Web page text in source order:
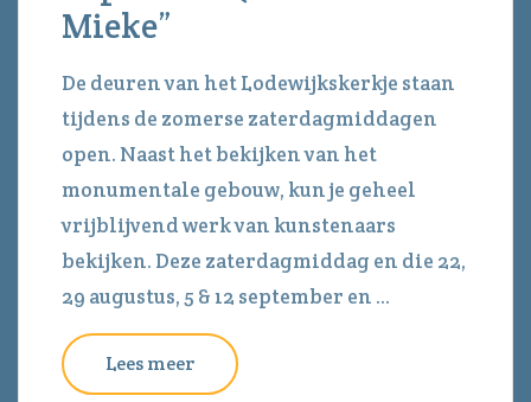
Mieke”
De deuren van het Lodewijkskerkje staan
tijdens de zomerse zaterdagmiddagen
open. Naast het bekijken van het
monumentale gebouw, kun je geheel
vrijblijvend werk van kunstenaars
bekijken. Deze zaterdagmiddag en die 22,
29 augustus, 5 & 12 september en ...
Lees meer